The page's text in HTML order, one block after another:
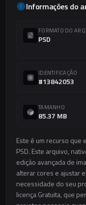
Informações do
FORMATO DO
PSD
IDENTIFICAÇÃO
#13842053
TAMANHO
85.37 MB
Este é um recurso
PSD. Este arquivo,
edição avançada de
alterar cores e ajustar
necessidade do seu
licença Gratuita, que